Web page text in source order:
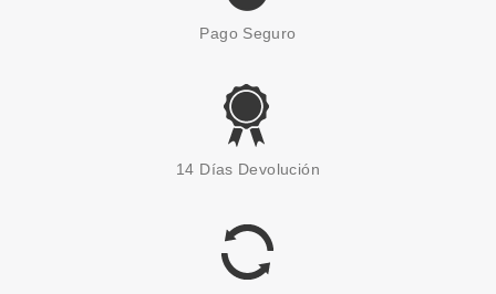
Pago Seguro
14 Días Devolución